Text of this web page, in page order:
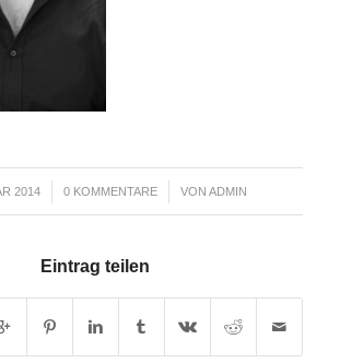
2014 0 KOMMENTARE
/ VON ADMIN
Eintrag teilen